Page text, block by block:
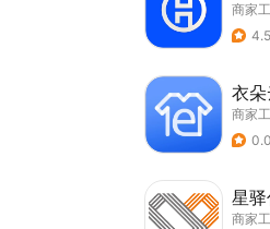
商家
4.5
衣
商家
0.0
星
商家